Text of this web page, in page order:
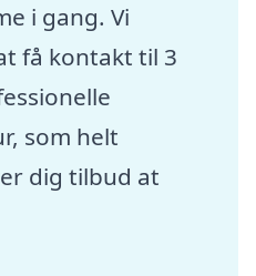
i gang. Vi
få kontakt til 3
som helt
dig tilbud at